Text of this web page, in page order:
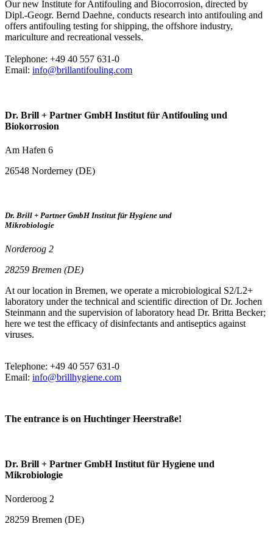
Our new Institute for Antifouling and Biocorrosion, directed by
Dipl.-Geogr. Bernd Daehne, conducts research into antifouling and
offers antifouling testing for shipping, the offshore industry,
mariculture and recreational vessels.
Telephone: +49 40 557 631-0
Email: info@brillantifouling.com
Dr. Brill + Partner GmbH Institut für Antifouling und
Biokorrosion
Am Hafen 6
26548 Norderney (DE)
Dr. Brill + Partner GmbH Institut für Hygiene und
Mikrobiologie
Norderoog 2
28259 Bremen (DE)
At our location in Bremen, we operate a microbiological S2/L2+
laboratory under the technical and scientific direction of Dr. Jochen
Steinmann and the supervision of laboratory head Dr. Britta Becker;
here we test the efficacy of disinfectants and antiseptics against
viruses.
Telephone: +49 40 557 631-0
Email: info@brillhygiene.com
The entrance is on Huchtinger Heerstraße!
Dr. Brill + Partner GmbH Institut für Hygiene und
Mikrobiologie
Norderoog 2
28259 Bremen (DE)